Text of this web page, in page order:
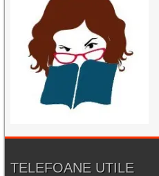
TELEFOANE UTILE